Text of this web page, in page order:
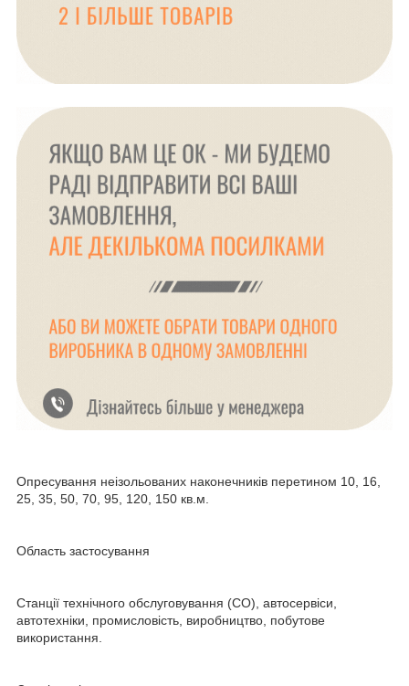
Опресування неізольованих наконечників перетином 10, 16,
25, 35, 50, 70, 95, 120, 150 кв.м.
Область застосування
Станції технічного обслуговування (СО), автосервіси,
автотехніки, промисловість, виробництво, побутове
використання.